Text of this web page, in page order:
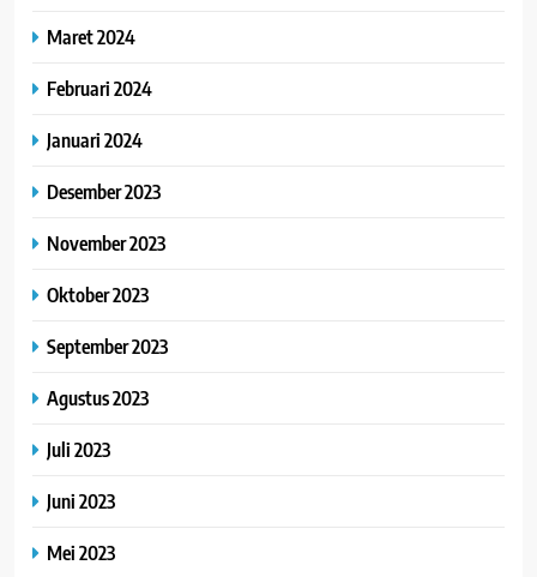
Maret 2024
Februari 2024
Januari 2024
Desember 2023
November 2023
Oktober 2023
September 2023
Agustus 2023
Juli 2023
Juni 2023
Mei 2023